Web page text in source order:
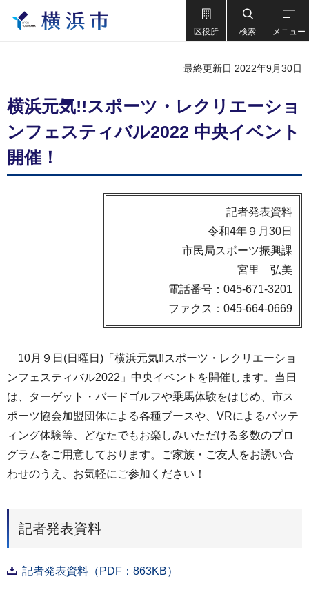
区役所 検索 メニュー
最終更新日 2022年9月30日
横浜元気!!スポーツ・レクリエーショ
ンフェスティバル2022 中央イベント
開催！
記者発表資料
令和4年９月30日
市民局スポーツ振興課
宮里 弘美
電話番号：045-671-3201
ファクス：045-664-0669
10月９日(日曜日)「横浜元気!!スポーツ・レクリエーショ
ンフェスティバル2022」中央イベントを開催します。当日
は、ターゲット・バードゴルフや乗馬体験をはじめ、市ス
ポーツ協会加盟団体による各種ブースや、VRによるバッテ
ィング体験等、どなたでもお楽しみいただける多数のプロ
グラムをご用意しております。ご家族・ご友人をお誘い合
わせのうえ、お気軽にご参加ください！
記者発表資料
記者発表資料（PDF：863KB）